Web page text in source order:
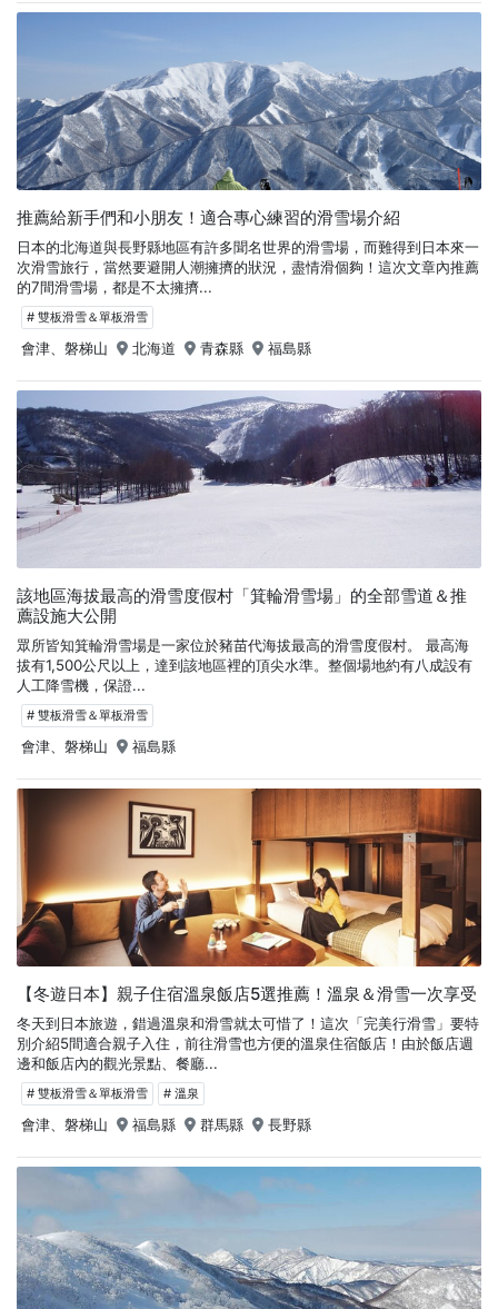
推薦給新手們和小朋友！適合專心練習的滑雪場介紹
日本的北海道與長野縣地區有許多聞名世界的滑雪場，而難得到日本來一
次滑雪旅行，當然要避開人潮擁擠的狀況，盡情滑個夠！這次文章內推薦
的7間滑雪場，都是不太擁擠...
# 雙板滑雪＆單板滑雪
會津、磐梯山 北海道 青森縣 福島縣
該地區海拔最高的滑雪度假村「箕輪滑雪場」的全部雪道＆推
薦設施大公開
眾所皆知箕輪滑雪場是一家位於豬苗代海拔最高的滑雪度假村。 最高海
拔有1,500公尺以上，達到該地區裡的頂尖水準。整個場地約有八成設有
人工降雪機，保證...
# 雙板滑雪＆單板滑雪
會津、磐梯山 福島縣
【冬遊日本】親子住宿溫泉飯店5選推薦！溫泉＆滑雪一次享受
冬天到日本旅遊，錯過溫泉和滑雪就太可惜了！這次「完美行滑雪」要特
別介紹5間適合親子入住，前往滑雪也方便的溫泉住宿飯店！由於飯店週
邊和飯店內的觀光景點、餐廳...
# 雙板滑雪＆單板滑雪 # 溫泉
會津、磐梯山 福島縣 群馬縣 長野縣